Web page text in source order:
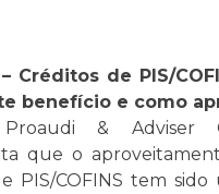
Créditos de PIS/
benefício e como
& Adviser
que o
PIS/COFINS tem